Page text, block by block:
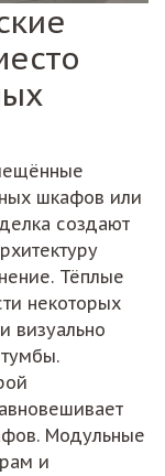
шкафов или
создают
Тёплые
некоторых
визуально
Модульные
и